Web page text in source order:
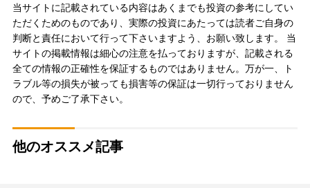
当サイトに記載されている内容はあくまでも投資の参考にしてい
ただくためのものであり、実際の投資にあたっては読者ご自身の
判断と責任において行って下さいますよう、お願い致します。 当
サイトの掲載情報は細心の注意を払っておりますが、記載される
全ての情報の正確性を保証するものではありません。万が一、ト
ラブル等の損失が被っても損害等の保証は一切行っておりません
ので、予めご了承下さい。
他のオススメ記事